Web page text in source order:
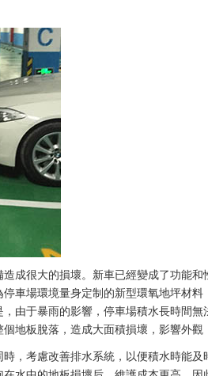
成很大的損壞。新車已經變成了功能
車場環境量身定制的新型環氧地坪材
由于暴雨的影響，停車場積水長時間
地板脫落，造成大面積損壞，影響外觀
，考慮改善排水系統，以便積水時能